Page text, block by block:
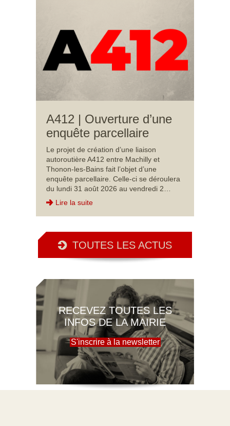
A412 | Ouverture d’une
enquête parcellaire
Le projet de création d’une liaison
autoroutière A412 entre Machilly et
Thonon-les-Bains fait l’objet d’une
enquête parcellaire. Celle-ci se déroulera
du lundi 31 août 2026 au vendredi 2…
Lire la suite
TOUTES LES ACTUS
RECEVEZ TOUTES LES
INFOS DE LA MAIRIE
S'inscrire à la newsletter